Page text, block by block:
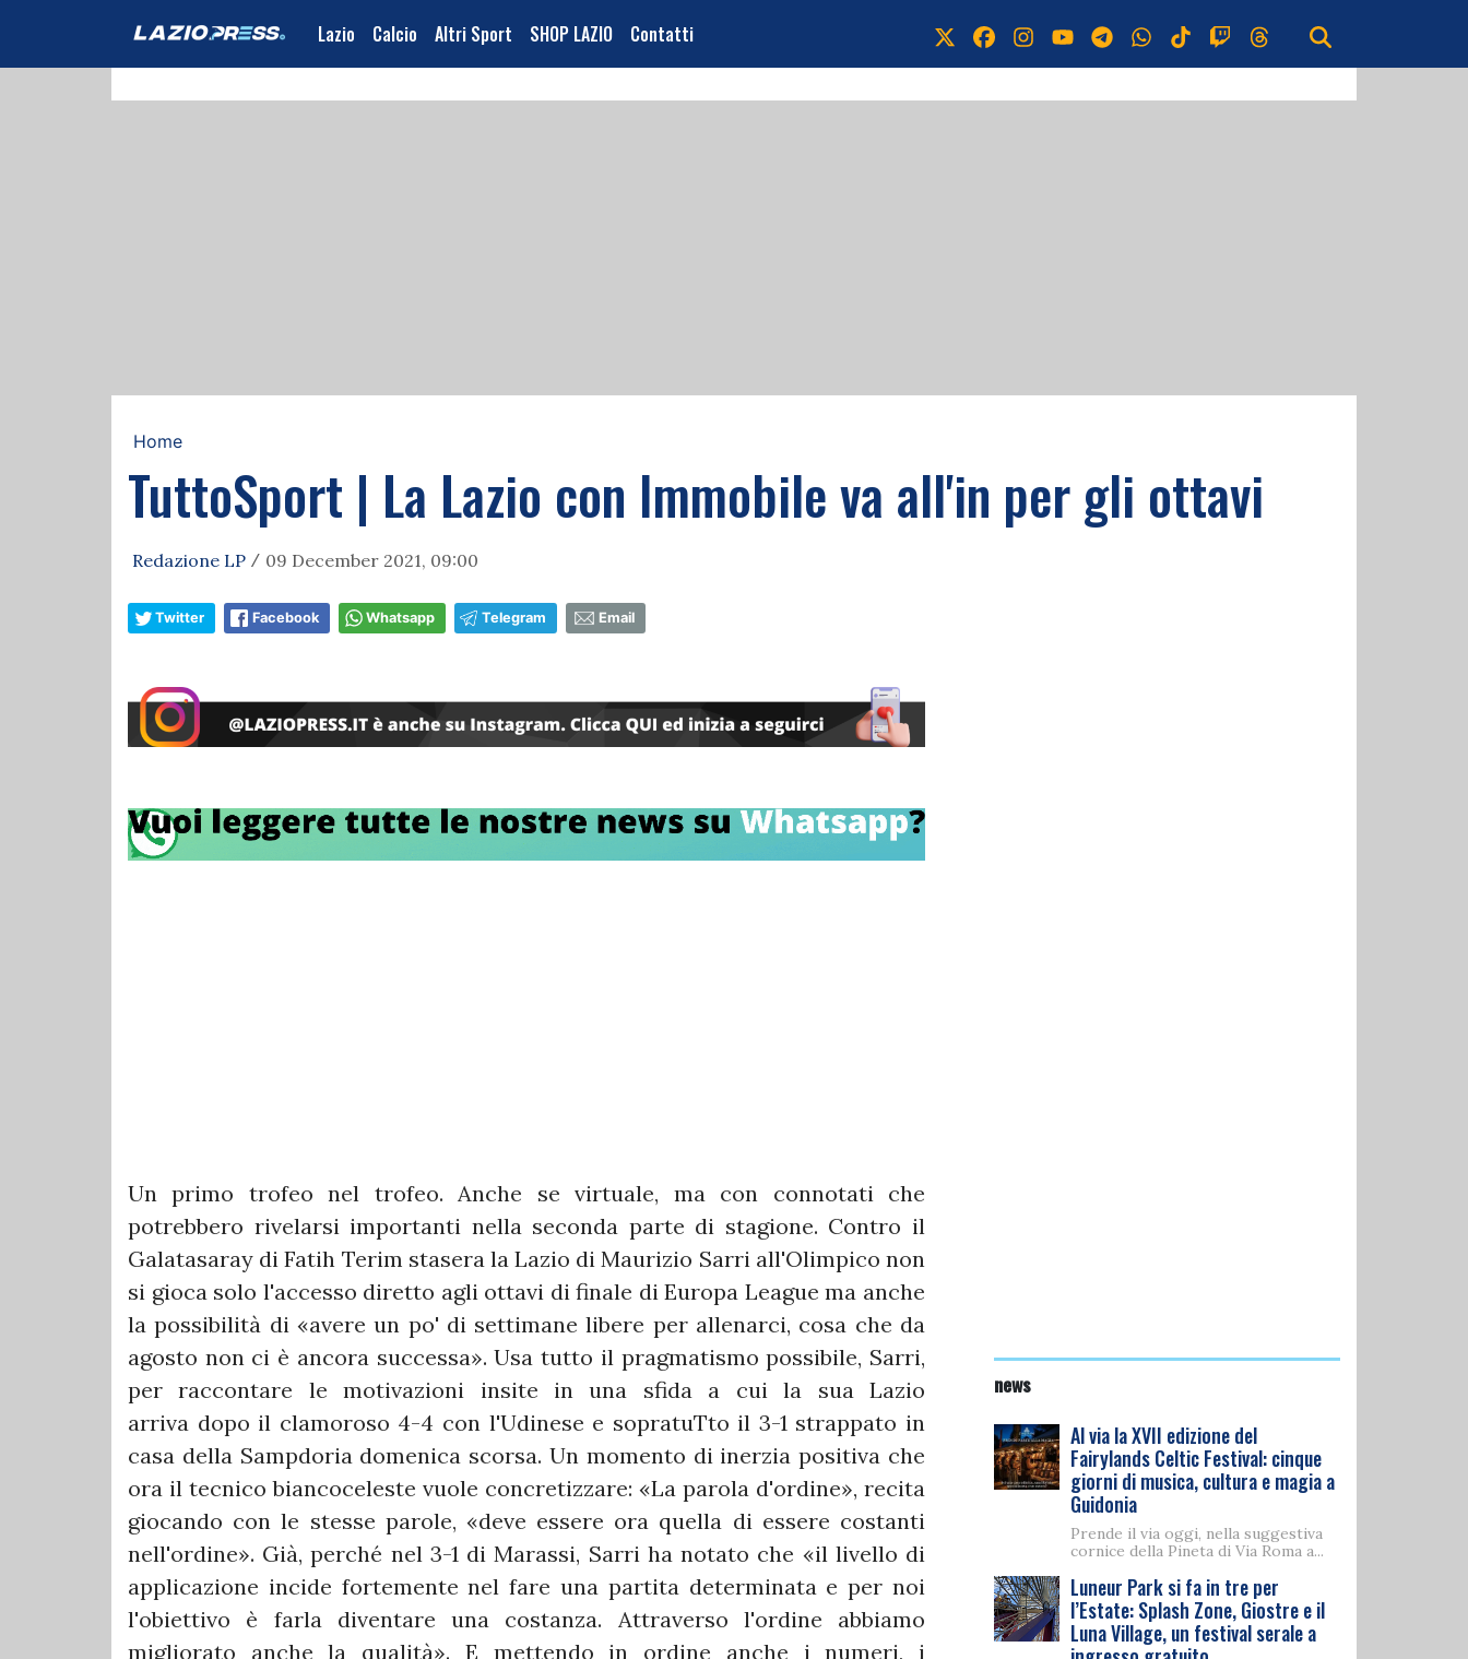
Lazio Calcio Altri Sport SHOP LAZIO Contatti
Home
TuttoSport | La Lazio con Immobile va all'in per gli ottavi
Redazione LP / 09 December 2021, 09:00
Twitter Facebook Whatsapp Telegram Email
Un primo trofeo nel trofeo. Anche se virtuale, ma con connotati che
potrebbero rivelarsi importanti nella seconda parte di stagione. Contro il
Galatasaray di Fatih Terim stasera la Lazio di Maurizio Sarri all'Olimpico non
si gioca solo l'accesso diretto agli ottavi di finale di Europa League ma anche
la possibilità di «avere un po' di settimane libere per allenarci, cosa che da
agosto non ci è ancora successa». Usa tutto il pragmatismo possibile, Sarri,
per raccontare le motivazioni insite in una sfida a cui la sua Lazio
arriva dopo il clamoroso 4-4 con l'Udinese e sopratuTto il 3-1 strappato in
casa della Sampdoria domenica scorsa. Un momento di inerzia positiva che
ora il tecnico biancoceleste vuole concretizzare: «La parola d'ordine», recita
giocando con le stesse parole, «deve essere ora quella di essere costanti
nell'ordine». Già, perché nel 3-1 di Marassi, Sarri ha notato che «il livello di
applicazione incide fortemente nel fare una partita determinata e per noi
l'obiettivo è farla diventare una costanza. Attraverso l'ordine abbiamo
migliorato anche la qualità». E mettendo in ordine anche i numeri, i
news
Al via la XVII edizione del
Fairylands Celtic Festival: cinque
giorni di musica, cultura e magia a
Guidonia
Prende il via oggi, nella suggestiva
cornice della Pineta di Via Roma a...
Luneur Park si fa in tre per
l’Estate: Splash Zone, Giostre e il
Luna Village, un festival serale a